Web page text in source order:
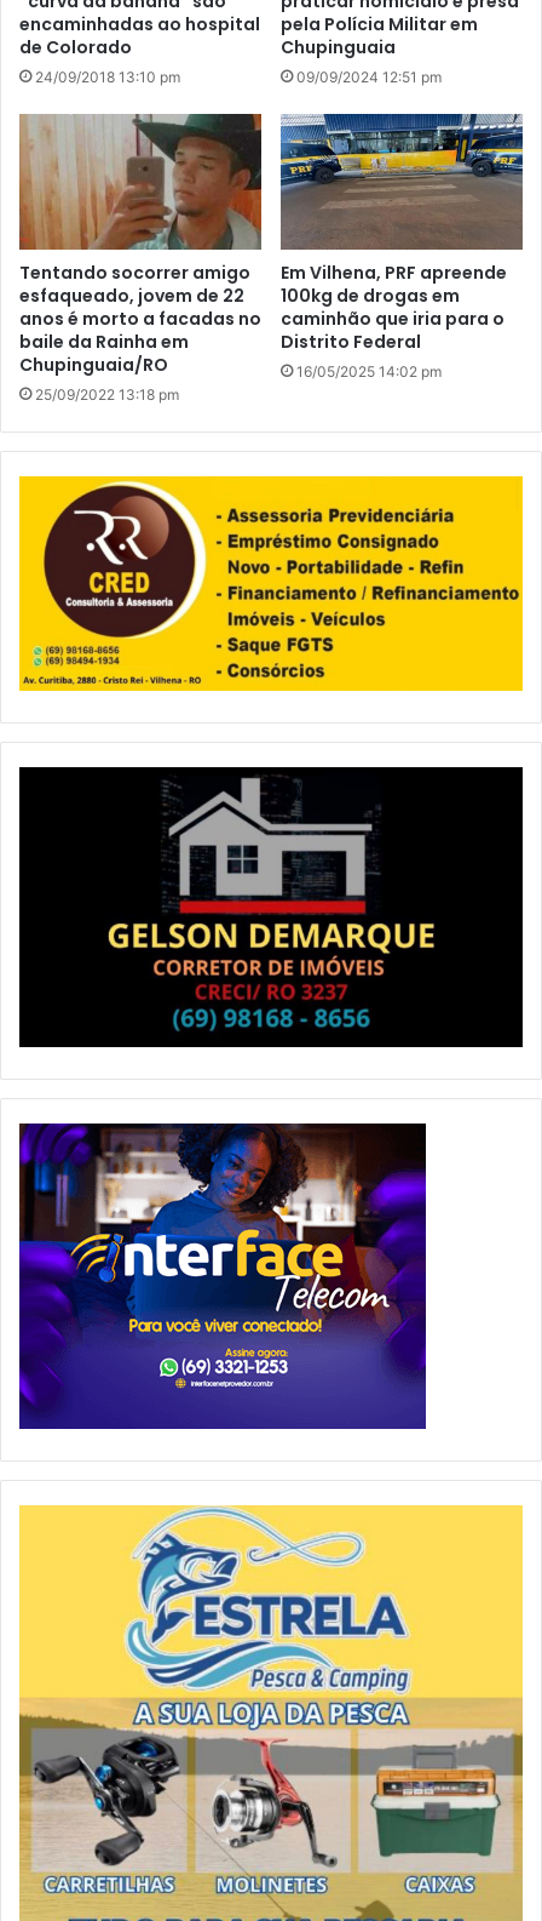
encaminhadas ao hospital
de Colorado
24/09/2018 13:10 pm
pela Polícia Militar em
Chupinguaia
09/09/2024 12:51 pm
Tentando socorrer amigo
esfaqueado, jovem de 22
anos é morto a facadas no
baile da Rainha em
Chupinguaia/RO
25/09/2022 13:18 pm
Em Vilhena, PRF apreende
100kg de drogas em
caminhão que iria para o
Distrito Federal
16/05/2025 14:02 pm